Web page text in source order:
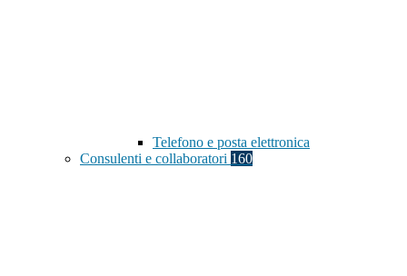
Telefono e posta elettronica
Consulenti e collaboratori 160